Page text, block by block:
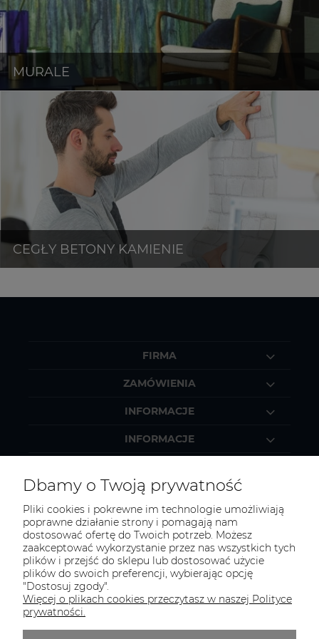
FIRMA
ZAMÓWIENIA
INFORMACJE
INFORMACJE
KONTAKT
Zapraszamy do kontaktu:
telefonicznie od 11:00 do 16:00
lub
Dbamy o Twoją prywatność
Pliki cookies i pokrewne im technologie umożliwiają
poprawne działanie strony i pomagają nam
dostosować ofertę do Twoich potrzeb. Możesz
zaakceptować wykorzystanie przez nas wszystkich tych
plików i przejść do sklepu lub dostosować użycie
plików do swoich preferencji, wybierając opcję
"Dostosuj zgody".
Więcej o plikach cookies przeczytasz w naszej Polityce
prywatności.